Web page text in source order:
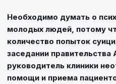
Необходимо думать о
молодых людей, потому
количество попыток
заседании правительства
руководитель клиники
помощи и приема